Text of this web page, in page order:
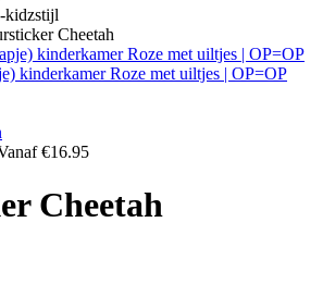
Cheetah
kinderkamer Roze met uiltjes | OP=OP
€16.95
Cheetah